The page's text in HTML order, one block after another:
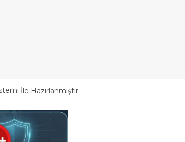
İle Hazırlanmıştır.